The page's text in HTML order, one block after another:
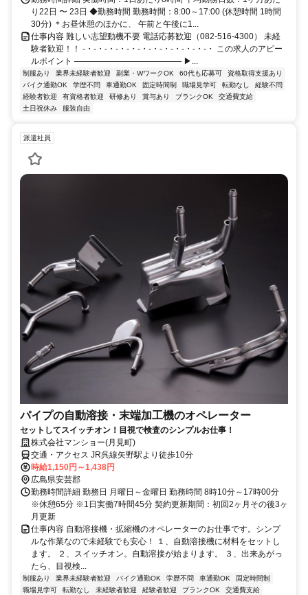
り22日 〜 23日 ◆勤務時間 勤務時間：8:00～17:00 (休憩時間 1時間
30分) ＊お昼休憩のほかに、 午前と午後に1...
仕事内容 難しい志望動機不要 電話応募歓迎（082-516-4300） 未経
験者歓迎！！ ‐・‐・‐・‐・‐・‐・‐・‐・‐・‐・‐・‐・ この求人のアピー
ルポイント ――――――――――――― ▶...
制服あり 業界未経験者歓迎 副業・WワークOK 60代も応募可
資格取得支援あり
バイク通勤OK
学歴不問 車通勤OK 固定時間制 職場見学可 転勤なし
経験不問
経験者歓迎
有資格者歓迎 研修あり 賞与あり ブランクOK
交通費支給
土日祝休み
服装自由
派遣社員
パイプの自動溶接・末端加工機のオペレーター
セットしてスイッチオン！目視で検査のシンプルお仕事！
株式会社マンショー(月見町)
交通・アクセス JR呉線矢野駅より徒歩10分
時給1,150円～1,438円
広島県安芸郡
勤務時間詳細 勤務日 月曜日～金曜日 勤務時間 8時10分～17時00分
※休憩65分 ※1日実働7時間45分 契約更新期間：初回2ヶ月その後3ヶ
月更新
仕事内容 自動溶接機・拡縮機のオペレーターのお仕事です。シンプ
ルな作業なので未経験でも安心！ １、自動溶接機に材料をセットし
ます。 ２、スイッチオン。自動溶接が始まります。 ３、出来あがっ
たら、目視検...
制服あり 業界未経験者歓迎 バイク通勤OK 学歴不問 車通勤OK
固定時間制
職場見学可
転勤なし 未経験者歓迎 経験者歓迎 ブランクOK 交通費支給